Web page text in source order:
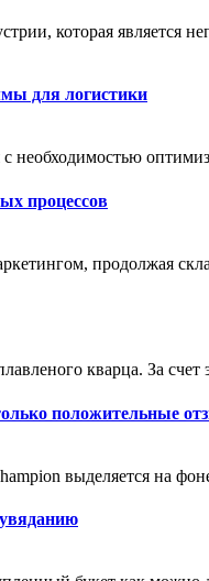
которая является
для логистики
необходимостью
процессов
продолжая
кварца. За счет
положительные
выделяется на